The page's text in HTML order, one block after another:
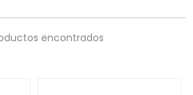
encontrados